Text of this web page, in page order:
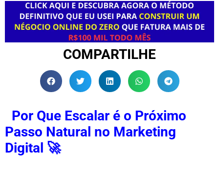
COMPARTILHE
Por Que Escalar é o Próximo
Passo Natural no Marketing
Digital 🚀